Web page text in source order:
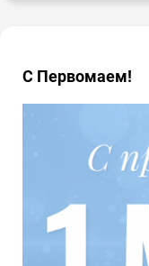
С Первомаем!